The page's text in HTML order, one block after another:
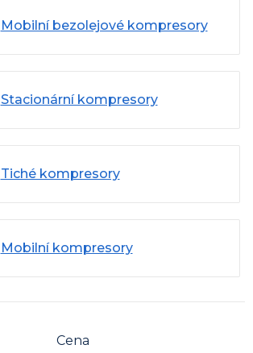
Mobilní bezolejové kompresory
Stacionární kompresory
Tiché kompresory
Mobilní kompresory
Cena